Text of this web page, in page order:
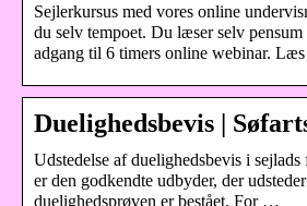
Sejlerkursus med vores online
du selv tempoet. Du læser selv
adgang til 6 timers online webinar. Læs
Duelighedsbevis |
​Udstedelse af duelighedsbevis i
er den godkendte udbyder, der
duelighedsprøven er bestået. For …